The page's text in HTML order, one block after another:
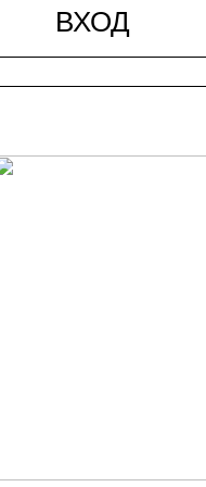
ВХОД